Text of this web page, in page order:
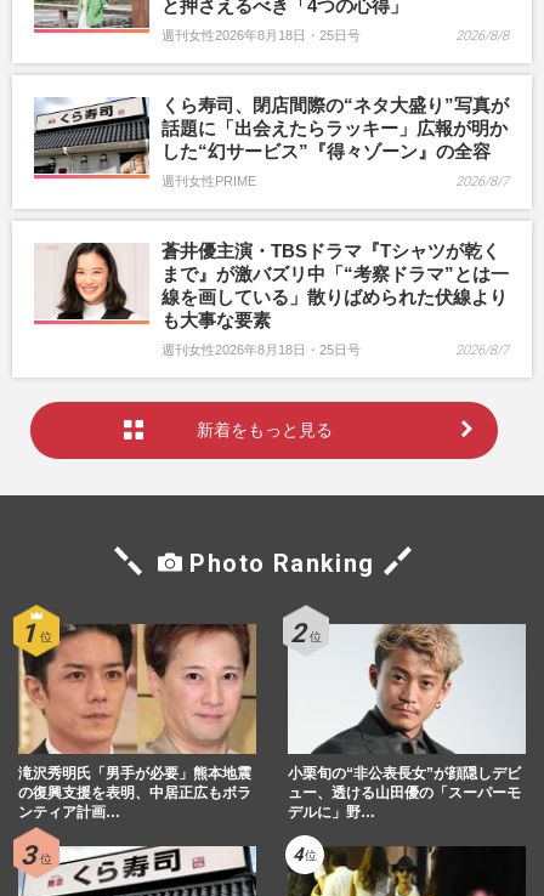
と押さえるべき「4つの心得」
週刊女性2026年8月18日・25日号 2026/8/8
くら寿司、閉店間際の“ネタ大盛り”写真が
話題に「出会えたらラッキー」広報が明か
した“幻サービス”『得々ゾーン』の全容
週刊女性PRIME 2026/8/7
蒼井優主演・TBSドラマ『Tシャツが乾く
まで』が激バズリ中「“考察ドラマ”とは一
線を画している」散りばめられた伏線より
も大事な要素
週刊女性2026年8月18日・25日号 2026/8/7
新着をもっと見る
Photo Ranking
滝沢秀明氏「男手が必要」熊本地震
の復興支援を表明、中居正広もボラ
ンティア計画…
小栗旬の“非公表長女”が顔隠しデビ
ュー、透ける山田優の「スーパーモ
デルに」野…